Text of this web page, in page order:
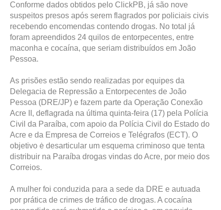
Conforme dados obtidos pelo ClickPB, já são nove
suspeitos presos após serem flagrados por policiais civis
recebendo encomendas contendo drogas. No total já
foram apreendidos 24 quilos de entorpecentes, entre
maconha e cocaína, que seriam distribuídos em João
Pessoa.
As prisões estão sendo realizadas por equipes da
Delegacia de Repressão a Entorpecentes de João
Pessoa (DRE/JP) e fazem parte da Operação Conexão
Acre II, deflagrada na última quinta-feira (17) pela Polícia
Civil da Paraíba, com apoio da Polícia Civil do Estado do
Acre e da Empresa de Correios e Telégrafos (ECT). O
objetivo ė desarticular um esquema criminoso que tenta
distribuir na Paraíba drogas vindas do Acre, por meio dos
Correios.
A mulher foi conduzida para a sede da DRE e autuada
por prática de crimes de tráfico de drogas. A cocaína